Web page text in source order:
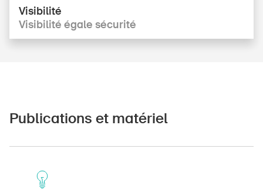
Visibilité
Visibilité égale sécurité
Publications et matériel